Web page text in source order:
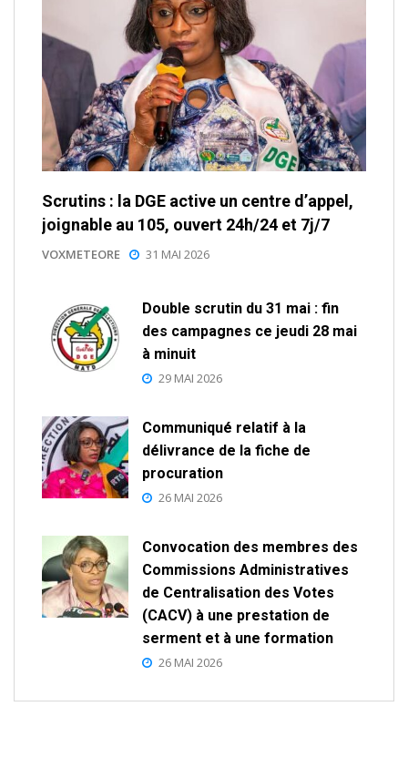
Scrutins : la DGE active un centre d’appel,
joignable au 105, ouvert 24h/24 et 7j/7
VOXMETEORE 31 MAI 2026
Double scrutin du 31 mai : fin
des campagnes ce jeudi 28 mai
à minuit
29 MAI 2026
Communiqué relatif à la
délivrance de la fiche de
procuration
26 MAI 2026
Convocation des membres des
Commissions Administratives
de Centralisation des Votes
(CACV) à une prestation de
serment et à une formation
26 MAI 2026